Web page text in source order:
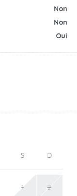
Non
Non
Oui
S D
1 2